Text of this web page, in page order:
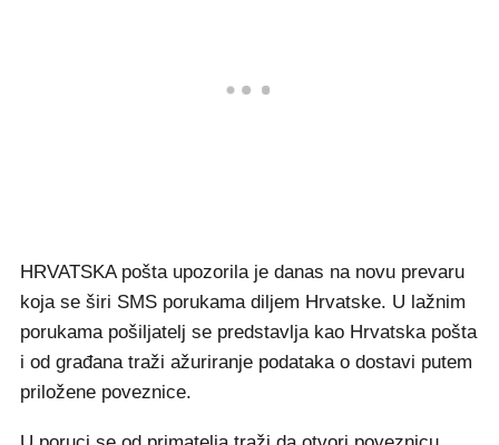
HRVATSKA pošta upozorila je danas na novu prevaru
koja se širi SMS porukama diljem Hrvatske. U lažnim
porukama pošiljatelj se predstavlja kao Hrvatska pošta
i od građana traži ažuriranje podataka o dostavi putem
priložene poveznice.